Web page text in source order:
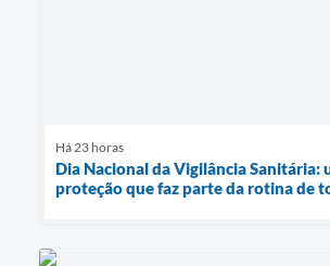
Há 23 horas
Dia Nacional da Vigilância Sanitária:
proteção que faz parte da rotina de